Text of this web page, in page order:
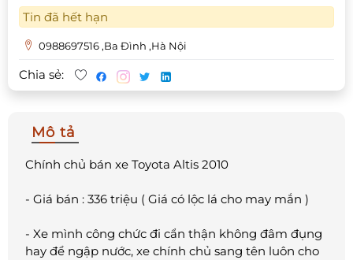
Tin đã hết hạn
0988697516 ,Ba Đình ,Hà Nội
Chia sẻ:
Mô tả
Chính chủ bán xe Toyota Altis 2010
- Giá bán : 336 triệu ( Giá có lộc lá cho may mắn )
- Xe mình công chức đi cẩn thận không đâm đụng
hay để ngập nước, xe chính chủ sang tên luôn cho